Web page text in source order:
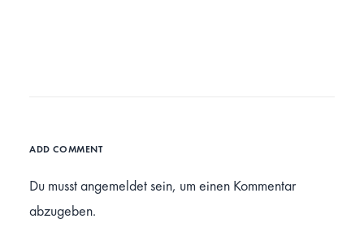
ADD COMMENT
Du musstangemeldetsein, um einen Kommentar
abzugeben.